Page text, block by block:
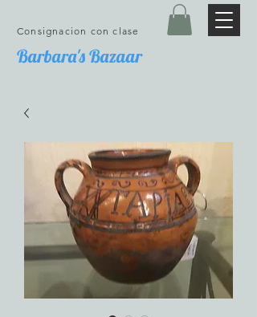
Barbara's Bazaar
Consignacion con clase